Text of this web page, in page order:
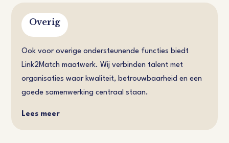
Overig
Ook voor overige ondersteunende functies biedt
Link2Match maatwerk. Wij verbinden talent met
organisaties waar kwaliteit, betrouwbaarheid en een
goede samenwerking centraal staan.
Lees meer